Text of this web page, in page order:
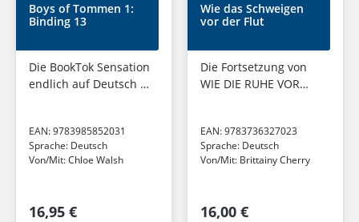
Boys of Tommen 1:
Binding 13
Die BookTok Sensation
endlich auf Deutsch -
EAN:9783985852031
Sprache: Deutsch
Von/Mit:Chloe Walsh
16,95 €
Wie das Schweigen
vor der Flut
Die Fortsetzung von
WIE DIE RUHE VOR
EAN:9783736327023
Sprache: Deutsch
Von/Mit: Brittainy Cherry
16,00 €